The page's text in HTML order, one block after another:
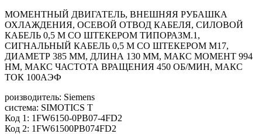
МОМЕНТНЫЙ ДВИГАТЕЛЬ, ВНЕШНЯЯ РУБАШКА
ОХЛАЖДЕНИЯ, ОСЕВОЙ ОТВОД КАБЕЛЯ, СИЛОВОЙ
КАБЕЛЬ 0,5 М СО ШТЕКЕРОМ ТИПОРАЗМ.1,
СИГНАЛЬНЫЙ КАБЕЛЬ 0,5 М СО ШТЕКЕРОМ M17,
ДИАМЕТР 385 ММ, ДЛИНА 130 ММ, МАКС МОМЕНТ 994
HM, МАКС ЧАСТОТА ВРАЩЕНИЯ 450 ОБ/МИН, МАКС
ТОК 100АЭФ
роизводитель: Siemens
система: SIMOTICS T
Код 1: 1FW6150-0PB07-4FD2
Код 2: 1FW61500PB074FD2